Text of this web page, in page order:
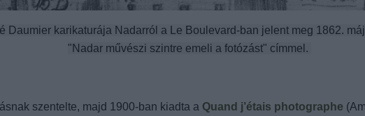
Daumier karikaturája Nadarról a Le Boulevard-ban jelent meg 1862.
"Nadar művészi szintre emeli a fotózást" címmel.
szentelte, majd 1900-ban kiadta a Quand j’étais photographe